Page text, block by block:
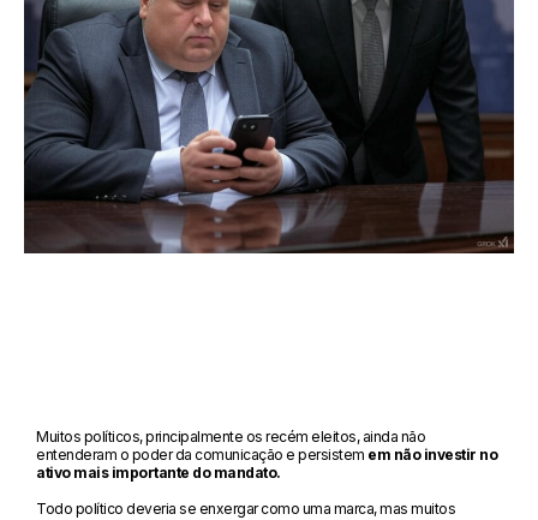
Muitos políticos, principalmente os recém eleitos, ainda não
entenderam o poder da comunicação e persistem em não investir no
ativo mais importante do mandato.
Todo político deveria se enxergar como uma marca, mas muitos